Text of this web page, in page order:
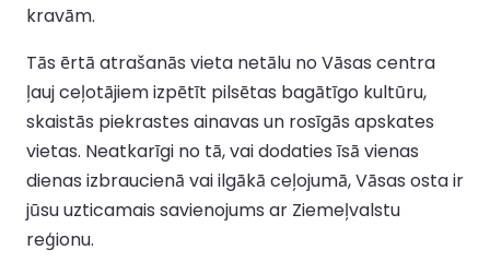
kravām.
Tās ērtā atrašanās vieta netālu no Vāsas centra
ļauj ceļotājiem izpētīt pilsētas bagātīgo kultūru,
skaistās piekrastes ainavas un rosīgās apskates
vietas. Neatkarīgi no tā, vai dodaties īsā vienas
dienas izbraucienā vai ilgākā ceļojumā, Vāsas osta ir
jūsu uzticamais savienojums ar Ziemeļvalstu
reģionu.